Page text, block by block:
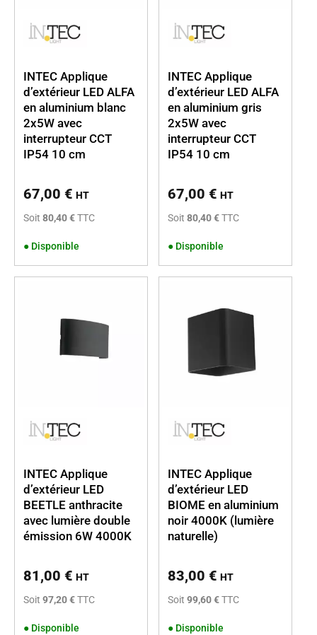
INTEC Applique
d’extérieur LED ALFA
en aluminium blanc
2x5W avec
interrupteur CCT
IP54 10 cm
67,00 € HT
Soit 80,40 €TTC
● Disponible
INTEC Applique
d’extérieur LED ALFA
en aluminium gris
2x5W avec
interrupteur CCT
IP54 10 cm
67,00 € HT
Soit 80,40 €TTC
● Disponible
INTEC Applique
d’extérieur LED
BEETLE anthracite
avec lumière double
émission 6W 4000K
81,00 € HT
Soit 97,20 €TTC
● Disponible
INTEC Applique
d’extérieur LED
BIOME en aluminium
noir 4000K (lumière
naturelle)
83,00 € HT
Soit 99,60 €TTC
● Disponible